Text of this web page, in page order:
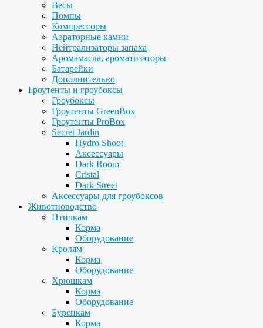
Весы
Помпы
Компрессоры
Аэраторные камни
Нейтрализаторы запаха
Аромамасла, ароматизаторы
Батарейки
Дополнительно
Гроутенты и гроубоксы
Гроубоксы
Гроутенты GreenBox
Гроутенты ProBox
Secret Jardin
Hydro Shoot
Аксессуары
Dark Room
Cristal
Dark Street
Аксессуары для гроубоксов
Животноводство
Птичкам
Корма
Оборудование
Кролям
Корма
Оборудование
Хрюшкам
Корма
Оборудование
Буренкам
Корма